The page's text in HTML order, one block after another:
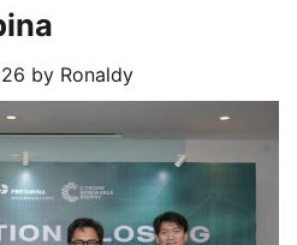
by Ronaldy